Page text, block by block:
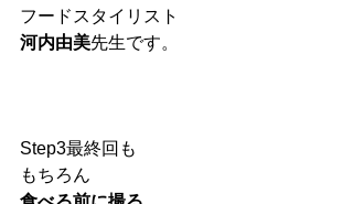
フードスタイリスト
河内由美先生です。
Step3最終回も
もちろん